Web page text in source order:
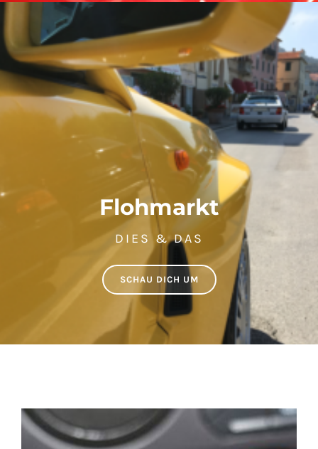
Flohmarkt
DIES & DAS
SCHAU DICH UM